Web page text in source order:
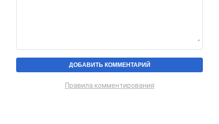
Правила комментирования